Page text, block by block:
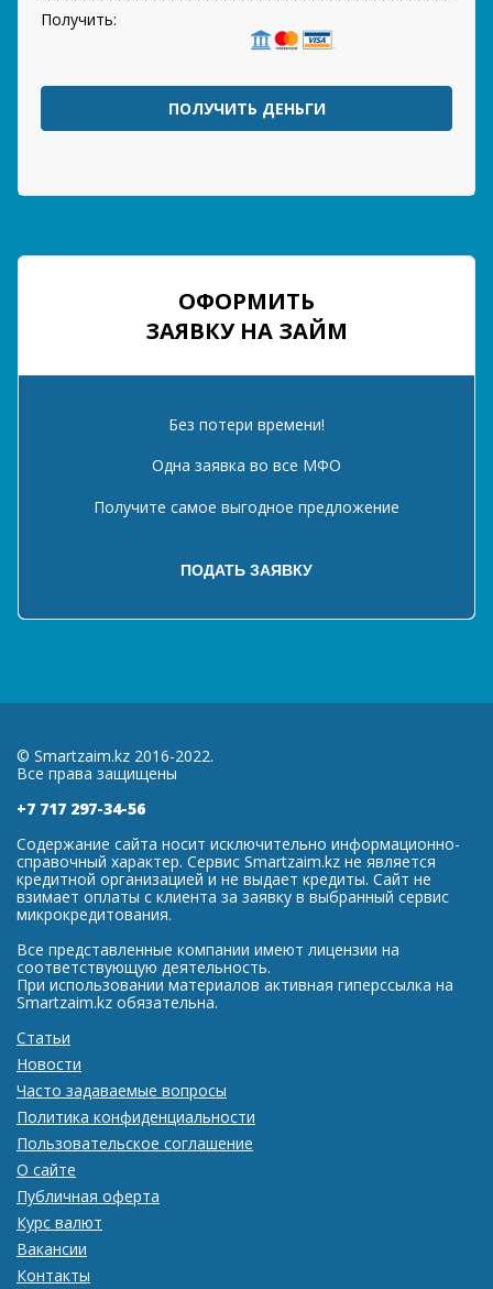
Получить:
ПОЛУЧИТЬ ДЕНЬГИ
ОФОРМИТЬ
ЗАЯВКУ НА ЗАЙМ
Без потери времени!
Одна заявка во все МФО
Получите самое выгодное предложение
© Smartzaim.kz 2016-2022.
Все права защищены
+7 717 297-34-56
Содержание сайта носит исключительно информационно-
справочный характер. Сервис Smartzaim.kz не является
кредитной организацией и не выдает кредиты. Сайт не
взимает оплаты с клиента за заявку в выбранный сервис
микрокредитования.
Все представленные компании имеют лицензии на
соответствующую деятельность.
При использовании материалов активная гиперссылка на
Smartzaim.kz обязательна.
Статьи
Новости
Часто задаваемые вопросы
Политика конфиденциальности
Пользовательское соглашение
О сайте
Публичная оферта
Курс валют
Вакансии
Контакты